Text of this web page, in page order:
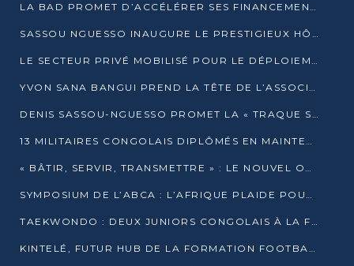
LA BAD PROMET D’ACCÉLÉRER SES FINANCEMENTS AVEC LE MINISTÈRE DE L’ASSAINISSEMENT
SASSOU NGUESSO INAUGURE LE PRESTIGIEUX HÔTEL KEMPINSKI BRAZZAVILLE
LE SECTEUR PRIVÉ MOBILISÉ POUR LE DÉPLOIEMENT DE 19 MINI-CENTRALES SOLAIRES
YVON SANA BANGUI PREND LA TÊTE DE L’ASSOCIATION DES BANQUES CENTRALES AFRICAINES
DENIS SASSOU-NGUESSO PROMET LA « TRAQUE SANS RELÂCHE » DU GRAND BANDITISME
13 MILITAIRES CONGOLAIS DIPLÔMÉS EN MAINTENANCE INDUSTRIELLE APRÈS TROIS ANS DE FORMATION À L’UNIVERSITÉ MARIEN-NGOUABI
« BÂTIR, SERVIR, TRANSMETTRE » : LE NOUVEL OUVRAGE QUI INTERPELLE LES COLLECTIVITÉS
SYMPOSIUM DE L’ABCA : L’AFRIQUE PLAIDE POUR UN FINANCEMENT CLIMATIQUE ÉQUITABLE
TAEKWONDO : DEUX JUNIORS CONGOLAIS À LA FINALE D’OPEN SYRIES 2025 À ABIDJAN
KINTELÉ, FUTUR HUB DE LA FORMATION FOOTBALLISTIQUE AFRICAINE ?